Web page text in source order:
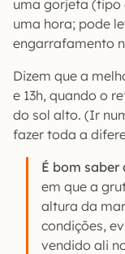
uma gorjeta (tipo
uma hora; pode
engarrafamento
Dizem que a
e 13h, quando o
do sol alto. (Ir
fazer toda a
É bom saber
em que a
altura da
condições,
vendido ali